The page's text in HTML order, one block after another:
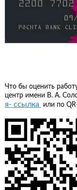
Что бы оценить
центр имени В. А.
я- ссылка или по